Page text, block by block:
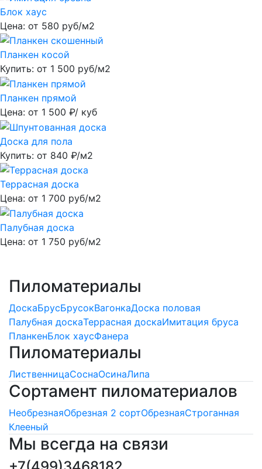
Блок хаус
Цена: от 580 руб/м2
Планкен косой
Купить: от 1 500 руб/м2
Планкен прямой
Цена: от 1 500 ₽/ куб
Доска для пола
Купить: от 840 ₽/м2
Террасная доска
Цена: от 1 700 руб/м2
Палубная доска
Цена: от 1 750 руб/м2
Пиломатериалы
ДоскаБрусБрусокВагонкаДоска половая
Палубная доскаТеррасная доскаИмитация бруса
ПланкенБлок хаусФанера
Пиломатериалы
ЛиственницаСоснаОсинаЛипа
Сортамент пиломатериалов
НеобрезнаяОбрезная 2 сортОбрезнаяСтроганная
Клееный
Мы всегда на связи